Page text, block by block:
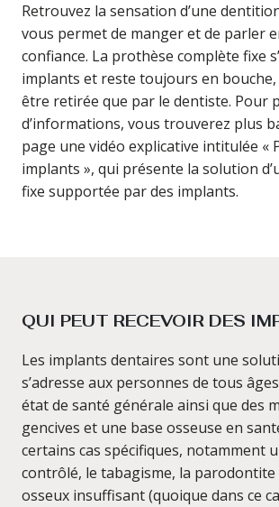
Retrouvez la sensation d’une
vous permet de manger et de parler
confiance. La prothèse complète fixe
implants et reste toujours en
être retirée que par le dentiste. Pour
d’informations, vous trouverez plus
page une vidéo explicative intitulée «
implants », qui présente la solution
fixe supportée par des implants.
QUI PEUT RECEVOIR DES
Les implants dentaires sont une
s’adresse aux personnes de tous
état de santé générale ainsi que des
gencives et une base osseuse en
certains cas spécifiques, notamment
contrôlé, le tabagisme, la
osseux insuffisant (quoique dans ce